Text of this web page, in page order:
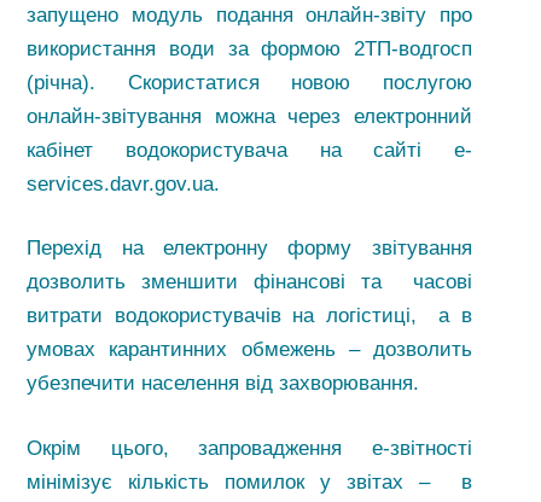
запущено модуль подання онлайн-звіту про
використання води за формою 2ТП-водгосп
(річна). Скористатися новою послугою
онлайн-звітування можна через електронний
кабінет водокористувача на сайті e-
services.davr.gov.ua.
Перехід на електронну форму звітування
дозволить зменшити фінансові та часові
витрати водокористувачів на логістиці, а в
умовах карантинних обмежень – дозволить
убезпечити населення від захворювання.
Окрім цього, запровадження е-звітності
мінімізує кількість помилок у звітах – в